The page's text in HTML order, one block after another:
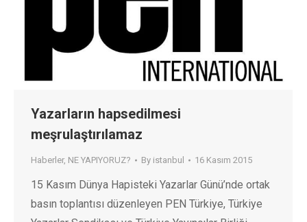
Yazarların hapsedilmesi
meşrulaştırılamaz
Haberler, NE YAPIYORUZ? By istanbul 16 Kasım 2015
15 Kasım Dünya Hapisteki Yazarlar Günü’nde ortak
basın toplantısı düzenleyen PEN Türkiye, Türkiye